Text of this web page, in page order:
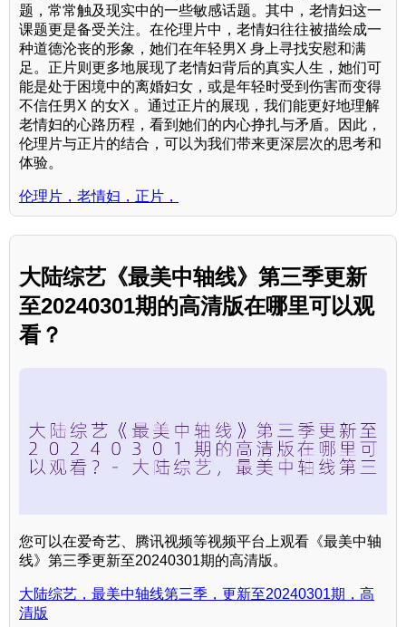
题，常常触及现实中的一些敏感话题。其中，老情妇这一
课题更是备受关注。在伦理片中，老情妇往往被描绘成一
种道德沦丧的形象，她们在年轻男X 身上寻找安慰和满
足。正片则更多地展现了老情妇背后的真实人生，她们可
能是处于困境中的离婚妇女，或是年轻时受到伤害而变得
不信任男X 的女X 。通过正片的展现，我们能更好地理解
老情妇的心路历程，看到她们的内心挣扎与矛盾。因此，
伦理片与正片的结合，可以为我们带来更深层次的思考和
体验。
伦理片，老情妇，正片，
大陆综艺《最美中轴线》第三季更新
至20240301期的高清版在哪里可以观
看？
您可以在爱奇艺、腾讯视频等视频平台上观看《最美中轴
线》第三季更新至20240301期的高清版。
大陆综艺，最美中轴线第三季，更新至20240301期，高
清版